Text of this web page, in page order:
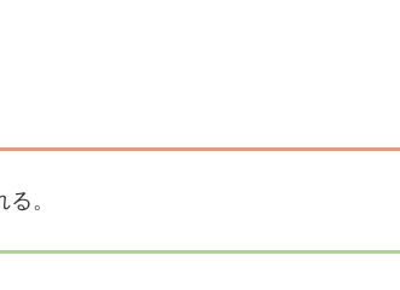
。